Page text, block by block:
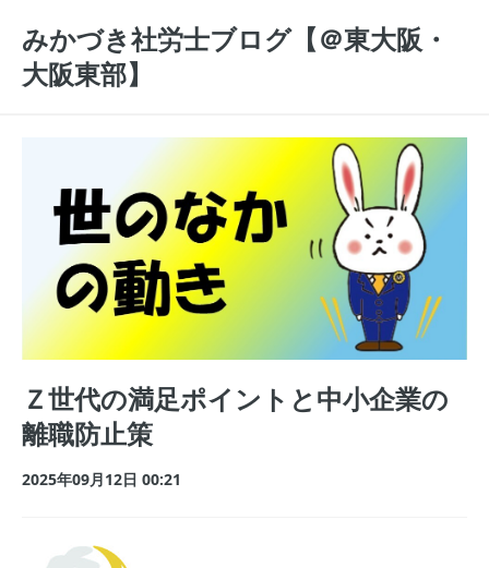
みかづき社労士ブログ【＠東大阪・
大阪東部】
Ｚ世代の満足ポイントと中小企業の
離職防止策
2025年09月12日 00:21